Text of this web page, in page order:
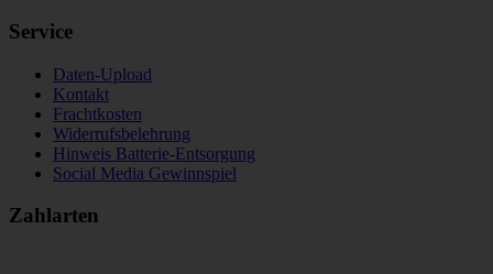
Service
Daten-Upload
Kontakt
Frachtkosten
Widerrufsbelehrung
Hinweis Batterie-Entsorgung
Social Media Gewinnspiel
Zahlarten